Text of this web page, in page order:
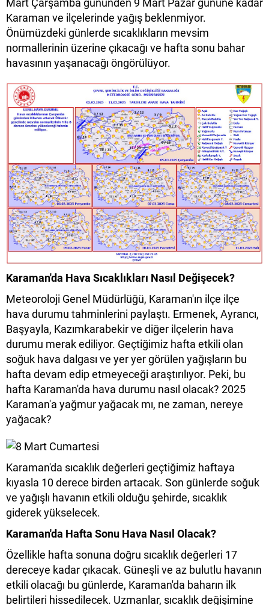
Mart Çarşamba gününden 9 Mart Pazar gününe kadar
Karaman ve ilçelerinde yağış beklenmiyor.
Önümüzdeki günlerde sıcaklıkların mevsim
normallerinin üzerine çıkacağı ve hafta sonu bahar
havasının yaşanacağı öngörülüyor.
Karaman'da Hava Sıcaklıkları Nasıl Değişecek?
Meteoroloji Genel Müdürlüğü, Karaman'ın ilçe ilçe
hava durumu tahminlerini paylaştı. Ermenek, Ayrancı,
Başyayla, Kazımkarabekir ve diğer ilçelerin hava
durumu merak ediliyor. Geçtiğimiz hafta etkili olan
soğuk hava dalgası ve yer yer görülen yağışların bu
hafta devam edip etmeyeceği araştırılıyor. Peki, bu
hafta Karaman'da hava durumu nasıl olacak? 2025
Karaman'a yağmur yağacak mı, ne zaman, nereye
yağacak?
Karaman'da sıcaklık değerleri geçtiğimiz haftaya
kıyasla 10 derece birden artacak. Son günlerde soğuk
ve yağışlı havanın etkili olduğu şehirde, sıcaklık
giderek yükselecek.
Karaman'da Hafta Sonu Hava Nasıl Olacak?
Özellikle hafta sonuna doğru sıcaklık değerleri 17
dereceye kadar çıkacak. Güneşli ve az bulutlu havanın
etkili olacağı bu günlerde, Karaman'da baharın ilk
belirtileri hissedilecek. Uzmanlar, sıcaklık değişimine